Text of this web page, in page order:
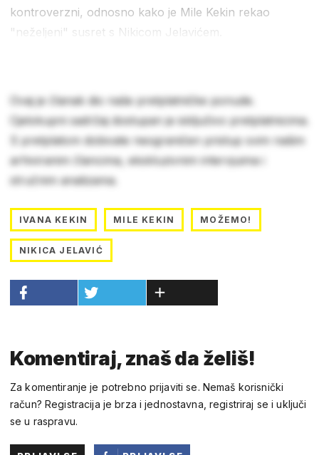
kontroverzni, odnosno kako je Mile Kekin rekao
"neželjeni" susret s Nikicom Jelavićem.
Ovaj je članak dio naše pretplatničke ponude.
Cjelokupni sadržaj dostupan je isključivo pretplatnicima.
S pretplatom dobivate neograničen pristup svim našim
arhiviranim člancima, ekskluzivnim intervjuima i
stručnim analizama.
IVANA KEKIN MILE KEKIN MOŽEMO!
NIKICA JELAVIĆ
Komentiraj, znaš da želiš!
Za komentiranje je potrebno prijaviti se. Nemaš korisnički
račun? Registracija je brza i jednostavna, registriraj se i uključi
se u raspravu.